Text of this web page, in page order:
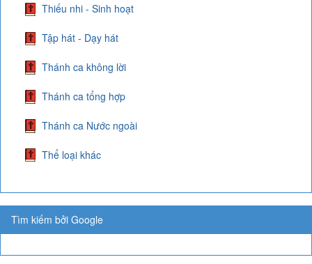
Thiếu nhi - Sinh hoạt
Tập hát - Dạy hát
Thánh ca không lời
Thánh ca tổng hợp
Thánh ca Nước ngoài
Thể loại khác
Tìm kiếm bởi Google